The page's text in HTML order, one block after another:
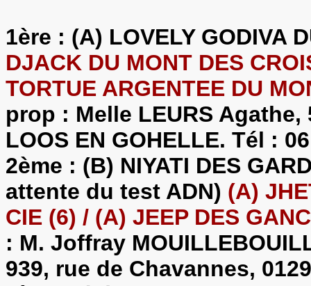
1ère : (A) LOVELY GODIVA
DJACK DU MONT DES
TORTUE ARGENTEE DU
prop : Melle LEURS
LOOS EN GOHELLE. Tél :
2ème : (B) NIYATI DES
attente du test ADN) (A)
CIE (6) / (A) JEEP DES
: M. Joffray
939, rue de Chavannes,